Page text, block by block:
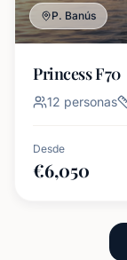
P. Banús
Princess F70
12 personas
Desde
€6,050